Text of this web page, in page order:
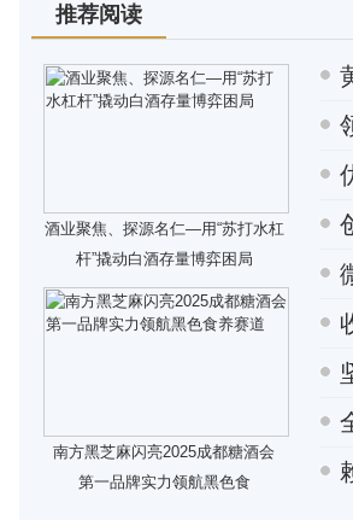
推荐阅读
酒业聚焦、探源名仁—用“苏打水杠
杆”撬动白酒存量博弈困局
南方黑芝麻闪亮2025成都糖酒会
第一品牌实力领航黑色食